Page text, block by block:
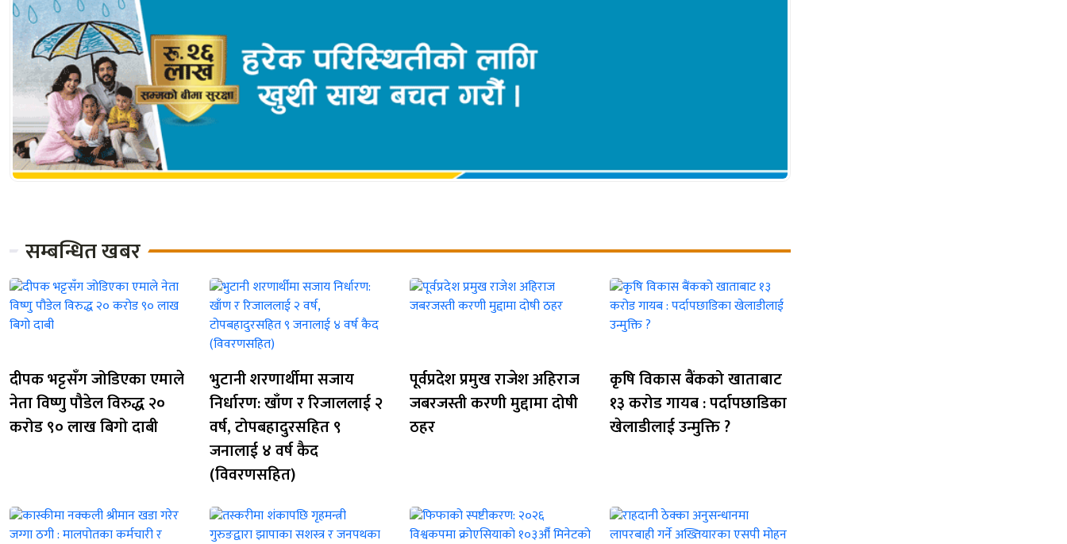
सम्बन्धित खबर
दीपक भट्टसँग जोडिएका एमाले
नेता विष्णु पौडेल विरुद्ध २०
करोड ९० लाख बिगो दाबी
भुटानी शरणार्थीमा सजाय
निर्धारण: खाँण र रिजाललाई २
वर्ष, टोपबहादुरसहित ९
जनालाई ४ वर्ष कैद
(विवरणसहित)
पूर्वप्रदेश प्रमुख राजेश अहिराज
जबरजस्ती करणी मुद्दामा दोषी
ठहर
कृषि विकास बैंकको खाताबाट
१३ करोड गायब : पर्दापछाडिका
खेलाडीलाई उन्मुक्ति ?